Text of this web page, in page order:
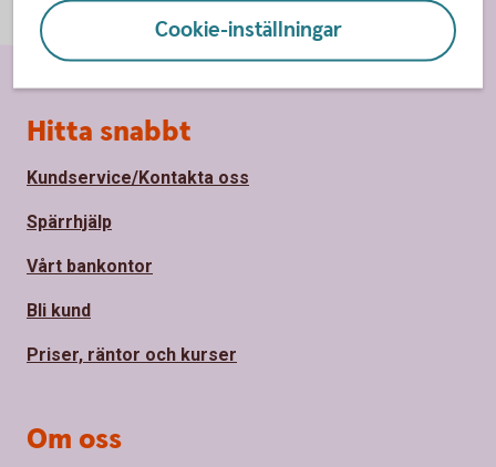
Cookie-inställningar
Sidfot
Hitta snabbt
Kundservice/Kontakta oss
Spärrhjälp
Vårt bankontor
Bli kund
Priser, räntor och kurser
Om oss